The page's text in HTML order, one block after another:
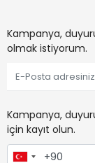
Kampanya,
olmak istiyorum.
Kampanya,
için kayıt olun.